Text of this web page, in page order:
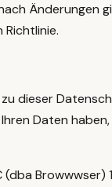
Änderungen
zu dieser
Daten
(dba